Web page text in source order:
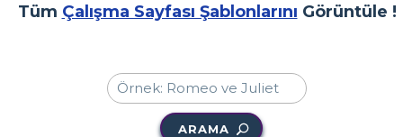
Tüm Çalışma Sayfası Şablonlarını Görüntüle !
ARAMA